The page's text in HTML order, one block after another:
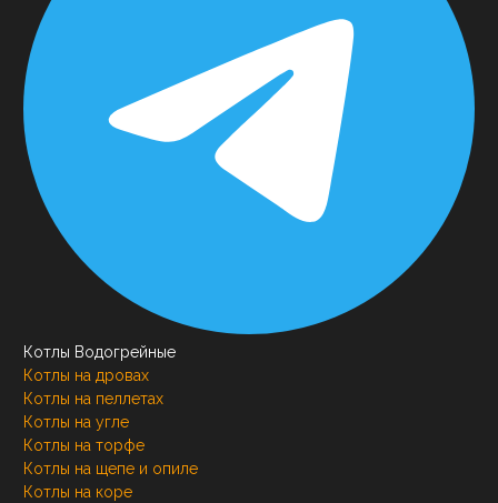
Котлы Водогрейные
Котлы на дровах
Котлы на пеллетах
Котлы на угле
Котлы на торфе
Котлы на щепе и опиле
Котлы на коре